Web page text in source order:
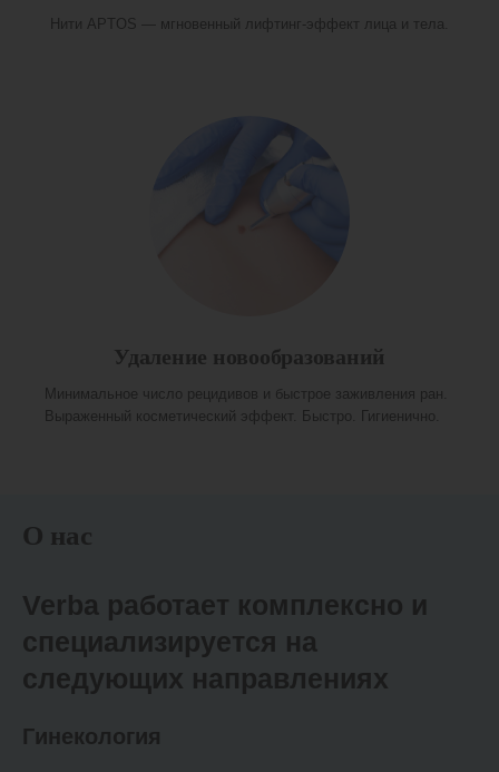
Нити APTOS — мгновенный лифтинг-эффект лица и тела.
Удаление новообразований
Минимальное число рецидивов и быстрое заживления ран.
Выраженный косметический эффект. Быстро. Гигиенично.
О нас
Verba работает комплексно и
специализируется на
следующих направлениях
Гинекология